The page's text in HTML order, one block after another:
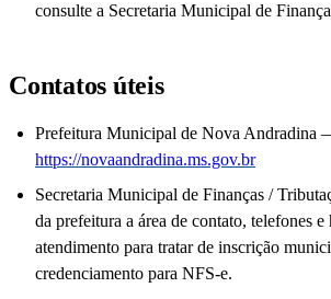
consulte a Secretaria Municipal de
Contatos úteis
Prefeitura Municipal de Nova Andradina
https://novaandradina.ms.gov.br
Secretaria Municipal de Finanças /
da prefeitura a área de contato, telefones e
atendimento para tratar de inscrição
credenciamento para NFS-e.